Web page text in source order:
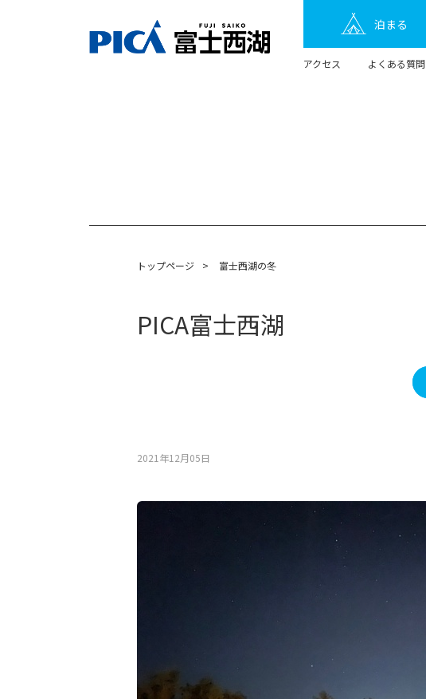
泊まる
アクセス よくある質問
トップページ > 富士西湖の冬
PICA富士西湖
2021年12月05⽇